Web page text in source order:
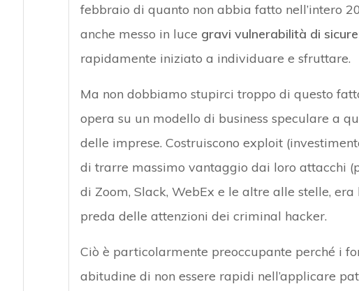
febbraio di quanto non abbia fatto nell’intero
anche messo in luce gravi vulnerabilità di
rapidamente iniziato a individuare e sfruttare.
Ma non dobbiamo stupirci troppo di questo
opera su un modello di business speculare a
delle imprese. Costruiscono exploit
di trarre massimo vantaggio dai loro attacchi
di Zoom, Slack, WebEx e le altre alle stelle,
preda delle attenzioni dei criminal hacker.
Ciò è particolarmente preoccupante perché i
abitudine di non essere rapidi nell’applicare